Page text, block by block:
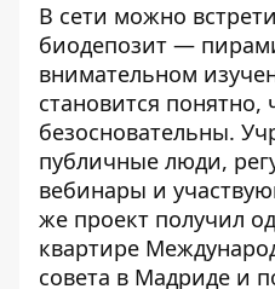
В сети можно
биодепозит —
внимательном
становится понятно,
безосновательны.
публичные люди,
вебинары и
же проект получил
квартире
совета в Мадриде и